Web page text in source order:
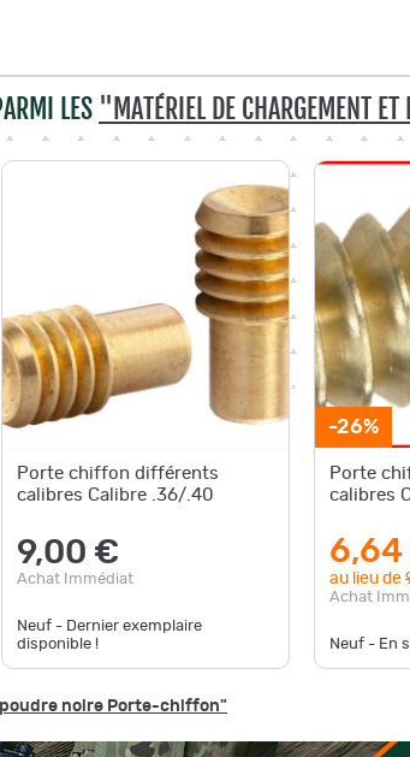
LES "MATÉRIEL DE CHARGEMENT
Porte chiffon différents
calibres Calibre .36/.40
9,00 €
Achat Immédiat
Neuf - Dernier exemplaire
disponible !
-26%
Porte
calibres
6,64
au lieu de
Achat
Neuf - En
noire Porte-chiffon"